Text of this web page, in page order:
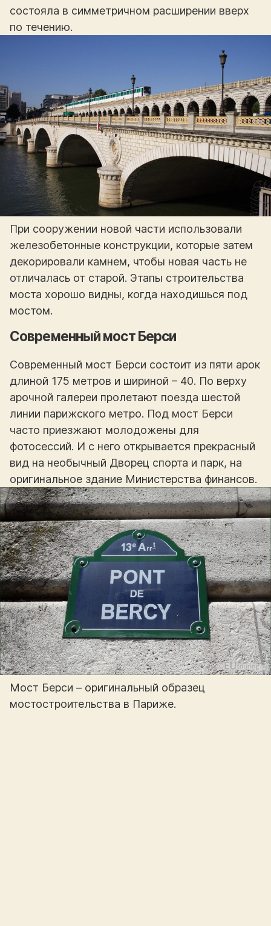
состояла в симметричном расширении вверх
по течению.
При сооружении новой части использовали
железобетонные конструкции, которые затем
декорировали камнем, чтобы новая часть не
отличалась от старой. Этапы строительства
моста хорошо видны, когда находишься под
мостом.
Современный мост Берси
Современный мост Берси состоит из пяти арок
длиной 175 метров и шириной – 40. По верху
арочной галереи пролетают поезда шестой
линии парижского метро. Под мост Берси
часто приезжают молодожены для
фотосессий. И с него открывается прекрасный
вид на необычный Дворец спорта и парк, на
оригинальное здание Министерства финансов.
Мост Берси – оригинальный образец
мостостроительства в Париже.